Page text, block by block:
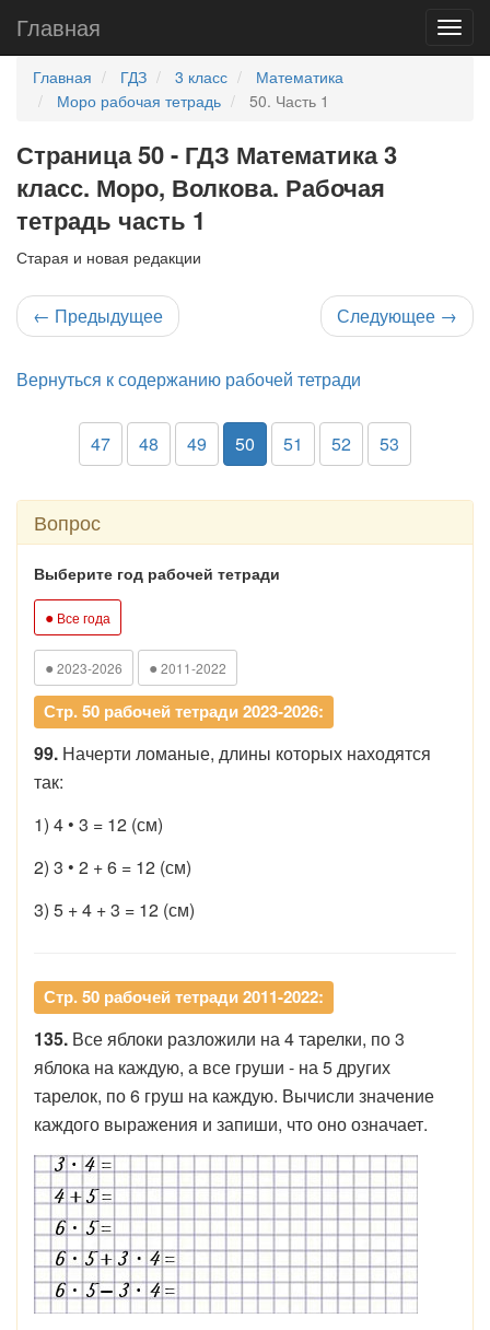
Главная
Главная ГДЗ 3 класс
Математика
Моро рабочая тетрадь
50. Часть 1
Страница 50 - ГДЗ Математика 3
класс. Моро, Волкова. Рабочая
тетрадь часть 1
Старая и новая редакции
← Предыдущее Следующее →
Вернуться к содержанию рабочей тетради
47 48 49 50 51 52 53
Вопрос
Выберите год рабочей тетради
● Все года
● 2023-2026 ● 2011-2022
Стр. 50 рабочей тетради 2023-2026:
99. Начерти ломаные, длины которых находятся
так:
1) 4 • 3 = 12 (см)
2) 3 • 2 + 6 = 12 (см)
3) 5 + 4 + 3 = 12 (см)
Стр. 50 рабочей тетради 2011-2022:
135. Все яблоки разложили на 4 тарелки, по 3
яблока на каждую, а все груши - на 5 других
тарелок, по 6 груш на каждую. Вычисли значение
каждого выражения и запиши, что оно означает.